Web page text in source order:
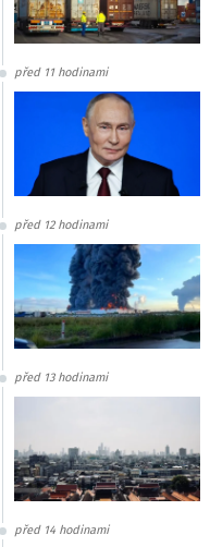
před 11 hodinami
před 12 hodinami
před 13 hodinami
před 14 hodinami